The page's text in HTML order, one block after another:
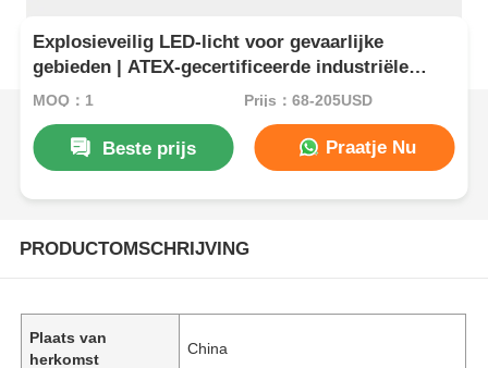
Explosieveilig LED-licht voor gevaarlijke
gebieden | ATEX-gecertificeerde industriële
verlichting
MOQ：1 Prijs：68-205USD
Beste prijs Praatje Nu
PRODUCTOMSCHRIJVING
Plaats van
herkomst
China